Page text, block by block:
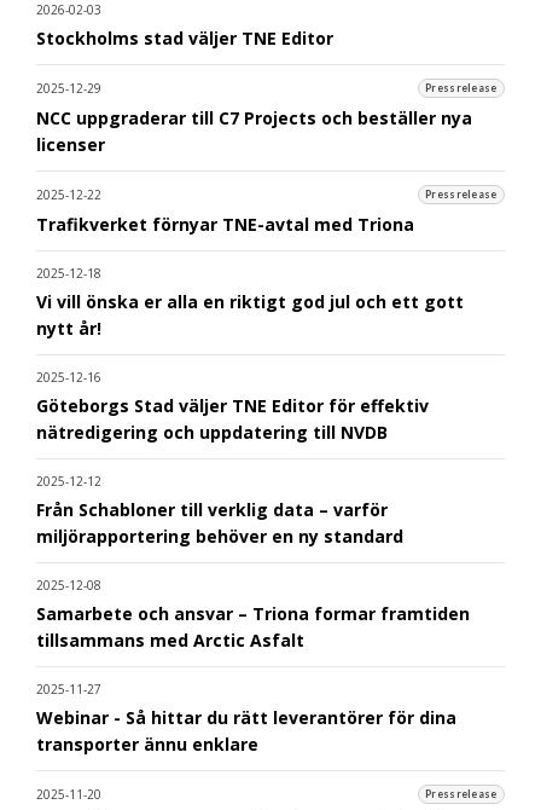
2026-02-03
Stockholms stad väljer TNE Editor
2025-12-29 Pressrelease
NCC uppgraderar till C7 Projects och beställer nya
licenser
2025-12-22 Pressrelease
Trafikverket förnyar TNE-avtal med Triona
2025-12-18
Vi vill önska er alla en riktigt god jul och ett gott
nytt år!
2025-12-16
Göteborgs Stad väljer TNE Editor för effektiv
nätredigering och uppdatering till NVDB
2025-12-12
Från Schabloner till verklig data – varför
miljörapportering behöver en ny standard
2025-12-08
Samarbete och ansvar – Triona formar framtiden
tillsammans med Arctic Asfalt
2025-11-27
Webinar - Så hittar du rätt leverantörer för dina
transporter ännu enklare
2025-11-20 Pressrelease